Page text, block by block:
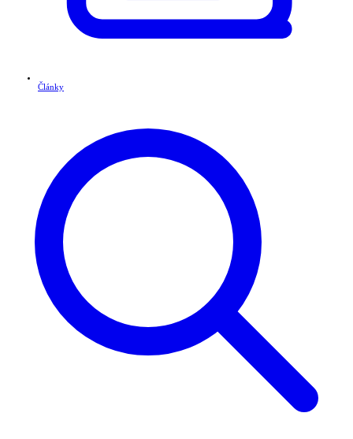
Články